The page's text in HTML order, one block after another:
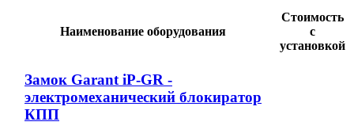
Наименование оборудования
Стоимость
с
установкой
Замок Garant iP-GR -
электромеханический блокиратор
КПП